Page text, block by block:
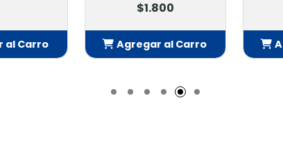
al Carro
Agregar al Carro